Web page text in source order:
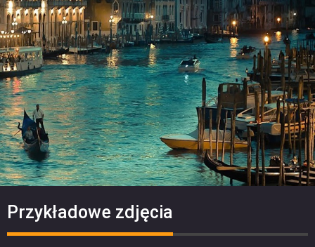
Przykładowe zdjęcia